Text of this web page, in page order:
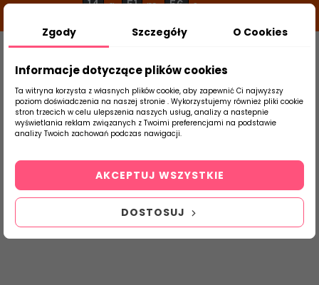
14 g 51 m 56 s
Szukaj
produktu
Strona Główna Płytki Łazienkowe
Sophi Oro
Płytki Sklep Ceramika Tubądzin Glazura Terakota Sophi
Oro 29,8X59,8 30x60 298x598 Sklep Internetowy z płytkami
Zgody Szczegóły O Cookies
Informacje dotyczące plików cookies
Ta witryna korzysta z własnych plików cookie, aby zapewnić Ci najwyższy
poziom doświadczenia na naszej stronie . Wykorzystujemy również pliki cookie
stron trzecich w celu ulepszenia naszych usług, analizy a nastepnie
wyświetlania reklam związanych z Twoimi preferencjami na podstawie
analizy Twoich zachowań podczas nawigacji.
DOSTOSUJ
AKCEPTUJ WSZYSTKIE